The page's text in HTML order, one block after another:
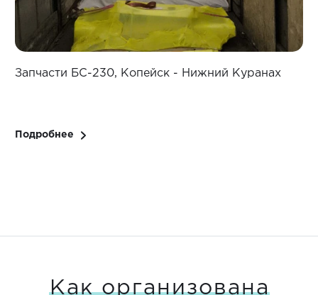
Запчасти БС-230, Копейск - Нижний Куранах
Подробнее
Как организована